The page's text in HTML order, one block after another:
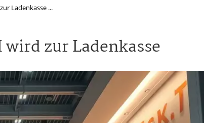
Ladenkasse ...
zur Ladenkasse